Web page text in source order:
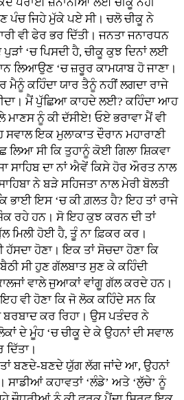
ਪਰਾਈ ਜ਼ਨਾਨੀਆਂ ਲਈ ਚੀਕੂ ਨਹੀਂ
ਪੰਚ ਜਿਹੇ ਮੁੱਕੇ ਪਏ ਸੀ। ਚਲੋ ਚੀਕੂ ਨੇ
ਵੀ ਫੇਰ ਭਰ ਦਿੱਤੀ। ਜਨਤਾ ਜਨਾਰਧਨ
‘ਚ ਪਿਸਦੀ ਹੈ, ਚੀਕੂ ਕੁਝ ਦਿਨਾਂ ਲਈ
ਲਿਆਉਣ ‘ਚ ਜ਼ਰੂਰ ਕਾਮਯਾਬ ਹੋ ਜਾਣਾ।
ਕਹਿੰਦਾ ਯਾਰ ਤੈਨੂੰ ਨਹੀਂ ਲਗਦਾ ਰਾਜੇ
ਮੈਂ ਪੁੱਛਿਆ ਕਾਹਦੇ ਲਈ? ਕਹਿੰਦਾ ਆਹ
ਨੂੰ ਕੀ ਦੱਸੀਏ! ਓਏ ਭਰਾਵਾ ਮੈਂ ਵੀ
ਇਕ ਮੁਲਾਕਾਤ ਦੌਰਾਨ ਮਹਾਰਾਣੀ
ਲਿਆ ਸੀ ਕਿ ਤੁਹਾਨੂੰ ਕੋਈ ਗਿਲਾ ਸ਼ਿਕਵਾ
ਸਾਹਿਬ ਦਾ ਨਾਂ ਐਵੇਂ ਕਿਸੇ ਹੋਰ ਔਰਤ ਨਾਲ
ਨੇ ਬੜੇ ਸਹਿਜਤਾ ਨਾਲ ਮੇਰੀ ਬੋਲਤੀ
ਭਾਈ ਇਸ ‘ਚ ਕੀ ਗ਼ਲਤ ਹੈ? ਇਹ ਤਾਂ ਰਾਜੇ
ਰਹੇ ਹਨ। ਸੋ ਇਹ ਕੁਝ ਕਰਨ ਦੀ ਤਾਂ
ਮਿਲੀ ਹੋਈ ਹੈ, ਤੂੰ ਨਾ ਫ਼ਿਕਰ ਕਰ।
ਹੱਸਦਾ ਹੋਣਾ। ਇਕ ਤਾਂ ਸੋਚਦਾ ਹੋਣਾ ਕਿ
ਸੀ ਹੁਣ ਗੱਲਬਾਤ ਸੁਣ ਕੇ ਕਹਿੰਦੀ
ਵਾਲੇ ਜੁਆਕਾਂ ਵਾਂਗੂ ਗੱਲ ਕਰਦੇ ਹਨ।
ਵੀ ਹੋਣਾ ਕਿ ਜੋ ਲੋਕ ਕਹਿੰਦੇ ਸਨ ਕਿ
ਬਰਬਾਦ ਕਰ ਰਿਹਾ। ਉਸ ਪਤੰਦਰ ਨੇ
ਦੇ ਮੂੰਹ ‘ਚ ਚੀਕੂ ਦੇ ਕੇ ਉਹਨਾਂ ਦੀ ਸਵਾਲ
ਦਿੱਤਾ।
ਬਣਦੇ-ਬਣਦੇ ਯੁੱਗ ਲੱਗ ਜਾਂਦੇ ਆ, ਉਹਨਾਂ
ਕਹਾਵਤਾਂ ‘ਲੰਡੇ’ ਅਤੇ ‘ਲੁੱਚੇ’ ਨੂੰ